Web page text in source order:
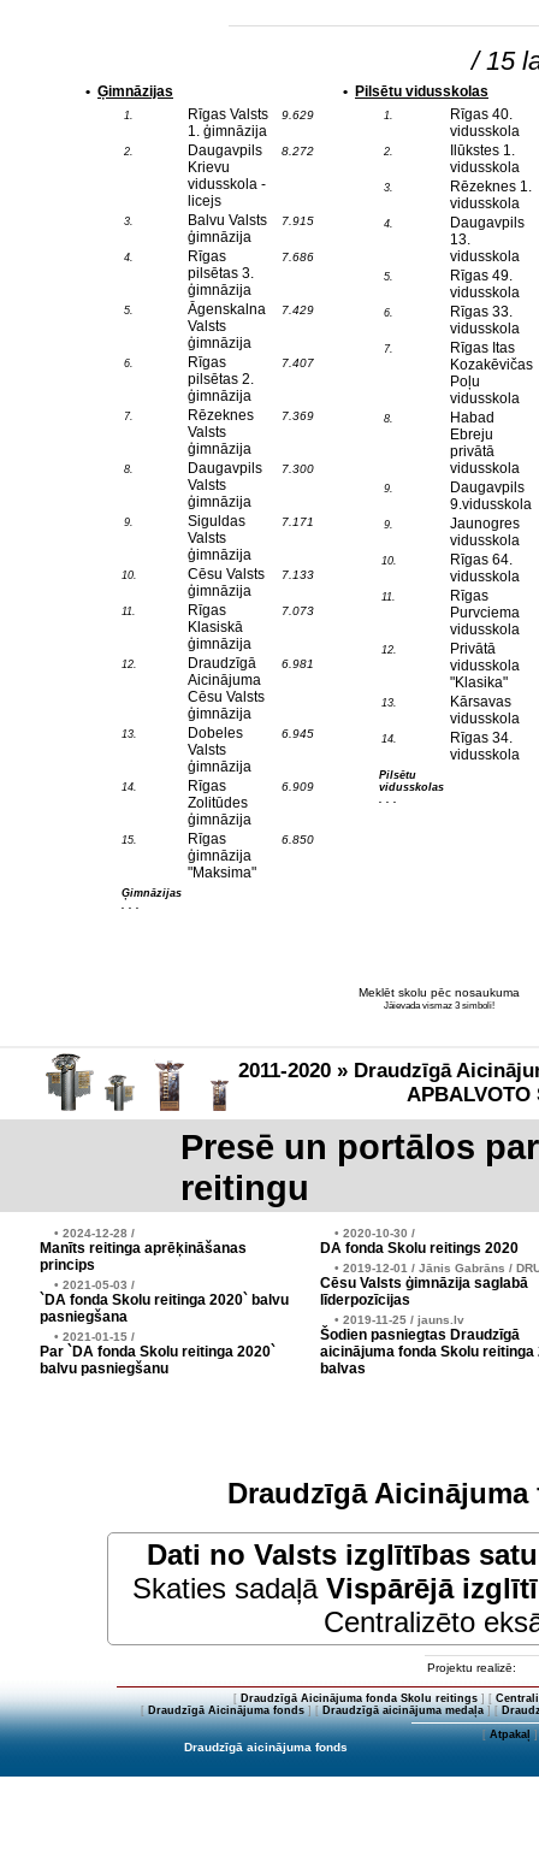
/ 15
• Ģimnāzijas
1.
Rīgas Valsts
1. ģimnāzija
9.629
2.
Daugavpils
Krievu
vidusskola -
licejs
8.272
3.
Balvu Valsts
ģimnāzija
7.915
4.
Rīgas
pilsētas 3.
ģimnāzija
7.686
5.
Āgenskalna
Valsts
ģimnāzija
7.429
6.
Rīgas
pilsētas 2.
ģimnāzija
7.407
7.
Rēzeknes
Valsts
ģimnāzija
7.369
8.
Daugavpils
Valsts
ģimnāzija
7.300
9.
Siguldas
Valsts
ģimnāzija
7.171
10.
Cēsu Valsts
ģimnāzija
7.133
11.
Rīgas
Klasiskā
ģimnāzija
7.073
12.
Draudzīgā
Aicinājuma
Cēsu Valsts
ģimnāzija
6.981
13.
Dobeles
Valsts
ģimnāzija
6.945
14.
Rīgas
Zolitūdes
ģimnāzija
6.909
15.
Rīgas
ģimnāzija
"Maksima"
6.850
Ģimnāzijas
. . .
• Pilsētu vidusskolas
1.
Rīgas 40.
vidusskola
2.
Ilūkstes 1.
vidusskola
3.
Rēzeknes 1.
vidusskola
4.
Daugavpils
13.
vidusskola
5.
Rīgas 49.
vidusskola
6.
Rīgas 33.
vidusskola
7.
Rīgas Itas
Kozakēvičas
Poļu
vidusskola
8.
Habad
Ebreju
privātā
vidusskola
9.
Daugavpils
9.vidusskola
9.
Jaunogres
vidusskola
10.
Rīgas 64.
vidusskola
11.
Rīgas
Purvciema
vidusskola
12.
Privātā
vidusskola
"Klasika"
13.
Kārsavas
vidusskola
14.
Rīgas 34.
vidusskola
Pilsētu
vidusskolas
. . .
Meklēt skolu pēc nosaukuma
Jāievada vismaz 3 simboli!
2011-2020 » Draudzīgā
APBALVOTO
Presē un portālos
reitingu
• 2024-12-28 /
Manīts reitinga aprēķināšanas
princips
• 2021-05-03 /
`DA fonda Skolu reitinga 2020` balvu
pasniegšana
• 2021-01-15 /
Par `DA fonda Skolu reitinga 2020`
balvu pasniegšanu
• 2020-10-30 /
DA fonda Skolu reitings 2020
• 2019-12-01 / Jānis Gabrāns /
Cēsu Valsts ģimnāzija saglabā
līderpozīcijas
• 2019-11-25 / jauns.lv
Šodien pasniegtas Draudzīgā
aicinājuma fonda Skolu reitinga
balvas
Draudzīgā
Dati no Valsts izglītības
Skaties sadaļā Vispārējā
Centralizēto
Projektu realizē:
[ Draudzīgā Aicinājuma fonda Skolu reitings] [
[Draudzīgā Aicinājuma fonds] [Draudzīgā aicinājuma medaļa] [
[Atpakaļ]
Draudzīgā aicinājuma fonds